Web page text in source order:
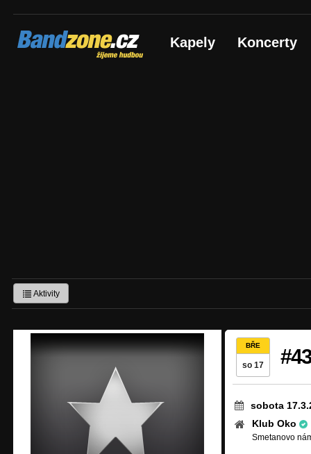
Bandzone.cz
žijeme hudbou Kapely Koncerty
Aktivity
BŘE
so 17
sobota
Klub Oko
Smetanovo